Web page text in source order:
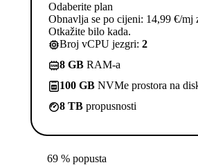
Odaberite plan
Obnavlja se po cijeni: 14,99 €/mj
Otkažite bilo kada.
Broj vCPU jezgri: 2
8 GB RAM-a
100 GB NVMe prostora na
8 TB propusnosti
69 % popusta